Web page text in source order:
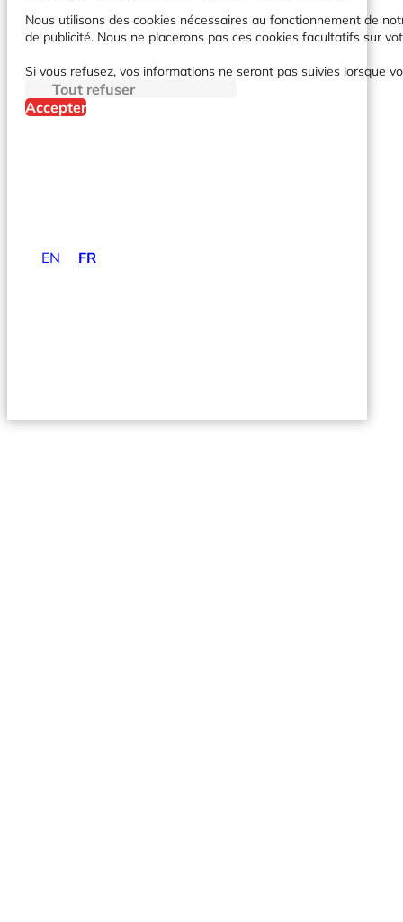
EN FR
Nous utilisons des cookies nécessaires au fonctionnement de
de publicité. Nous ne placerons pas ces cookies facultatifs sur
Si vous refusez, vos informations ne seront pas suivies lorsque
Tout refuser
Accepter